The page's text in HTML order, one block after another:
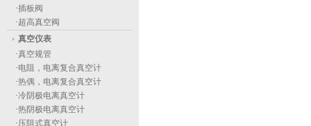
·插板阀
·超高真空阀
真空仪表
·真空规管
·电阻，电离复合真空计
·热偶，电离复合真空计
·冷阴极电离真空计
·热阴极电离真空计
·压阻式真空计